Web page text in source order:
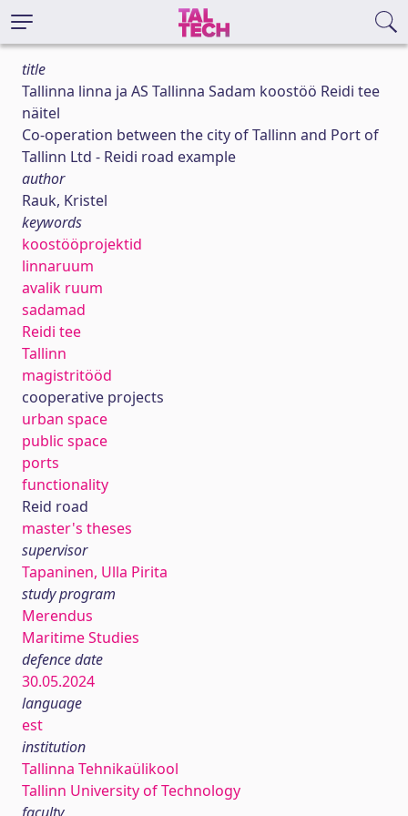
title
Tallinna linna ja AS Tallinna Sadam koostöö Reidi tee
näitel
Co-operation between the city of Tallinn and Port of
Tallinn Ltd - Reidi road example
author
Rauk, Kristel
keywords
koostööprojektid
linnaruum
avalik ruum
sadamad
Reidi tee
Tallinn
magistritööd
cooperative projects
urban space
public space
ports
functionality
Reid road
master's theses
supervisor
Tapaninen, Ulla Pirita
study program
Merendus
Maritime Studies
defence date
30.05.2024
language
est
institution
Tallinna Tehnikaülikool
Tallinn University of Technology